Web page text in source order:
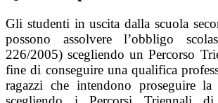
Gli studenti in uscita dalla scuola
possono assolvere l’obbligo
226/2005) scegliendo un Percorso
fine di conseguire una qualifica
ragazzi che intendono proseguire